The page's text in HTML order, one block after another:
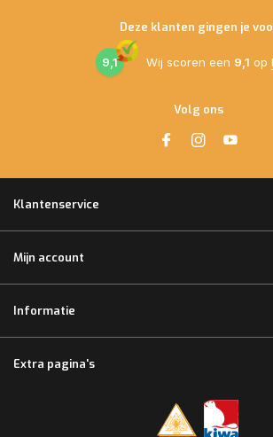
Deze klanten gingen je
9,1 Wij scoren een 9,1 op
Volg ons
Klantenservice
Mijn account
Informatie
Extra pagina's